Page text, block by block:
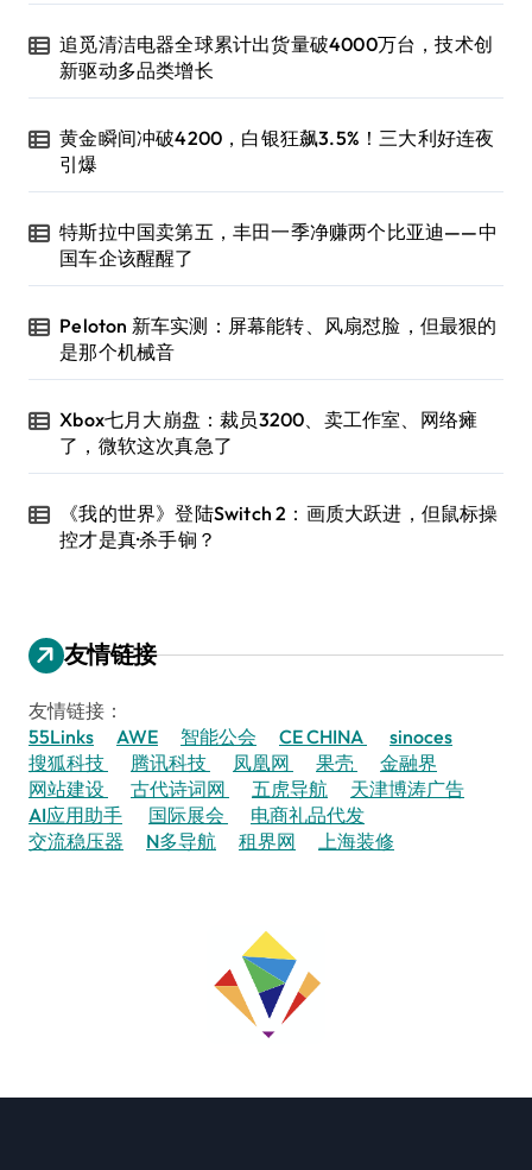
追觅清洁电器全球累计出货量破4000万台，技术创
新驱动多品类增长
黄金瞬间冲破4200，白银狂飙3.5%！三大利好连夜
引爆
特斯拉中国卖第五，丰田一季净赚两个比亚迪——中
国车企该醒醒了
Peloton 新车实测：屏幕能转、风扇怼脸，但最狠的
是那个机械音
Xbox七月大崩盘：裁员3200、卖工作室、网络瘫
了，微软这次真急了
《我的世界》登陆Switch 2：画质大跃进，但鼠标操
控才是真·杀手锏？
友情链接
友情链接：
55Links
AWE 智能公会 CE CHINA
sinoces
搜狐科技
腾讯科技 凤凰网 果壳
金融界
网站建设
古代诗词网 五虎导航
天津博涛广告
AI应用助手
国际展会
电商礼品代发
交流稳压器
N多导航 租界网 上海装修